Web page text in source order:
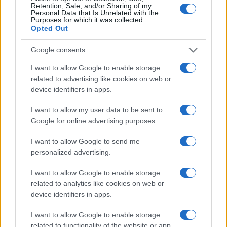
Retention, Sale, and/or Sharing of my
Personal Data that Is Unrelated with the
Purposes for which it was collected.
Opted Out
Google consents
I want to allow Google to enable storage
related to advertising like cookies on web or
device identifiers in apps.
I want to allow my user data to be sent to
Google for online advertising purposes.
I want to allow Google to send me
personalized advertising.
I want to allow Google to enable storage
related to analytics like cookies on web or
device identifiers in apps.
I want to allow Google to enable storage
related to functionality of the website or app.
Az apai ágon magyar zeneszerző, Desmond Child
alkotásáról úgy vélte: a dal hangvétele olyan, amelyben több
generáció találhat magára és egymásra. ?A lendület és ez a
fajta ? jó értelemben vett ? harciasság az, amelyet ?56-ban
mindenképpen fel kell fedeznünk újra? ? mondta a miniszter,
hozzátéve: látnunk kell a hősöket, és hogy ez a mi
szabadságharcunk, amelyben mostani szabadságunk is
gyökerezik.
Kitért arra, hogy vannak művészek, akik azzal együtt
vállalták a fellépést, hogy számos dologban nem értenek
egyet, ám néhány fontos dologban igen. ?Miben értsünk
egyet, ha nem 1956 örökségében?? ? fogalmazott,